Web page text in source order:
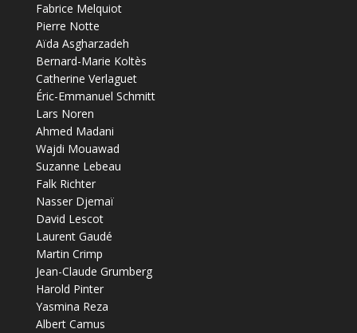
Fabrice Melquiot
Pierre Notte
Aïda Asgharzadeh
Bernard-Marie Koltès
Catherine Verlaguet
Éric-Emmanuel Schmitt
Lars Noren
Ahmed Madani
Wajdi Mouawad
Suzanne Lebeau
Falk Richter
Nasser Djemaï
David Lescot
Laurent Gaudé
Martin Crimp
Jean-Claude Grumberg
Harold Pinter
Yasmina Reza
Albert Camus